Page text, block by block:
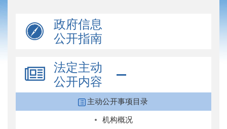
政府信息
公开指南
法定主动
公开内容
主动公开事项目录
机构概况